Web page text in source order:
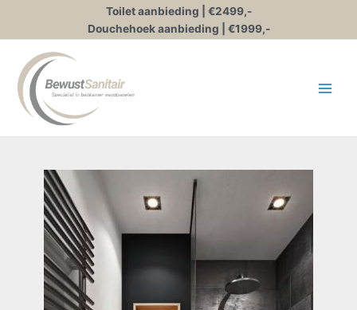
de
inhoud
Toilet aanbieding | €2499,-
Douchehoek aanbieding | €1999,-